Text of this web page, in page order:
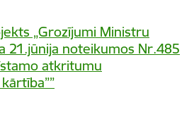
„Grozījumi Ministru
21.jūnija noteikumos Nr.485
atkritumu